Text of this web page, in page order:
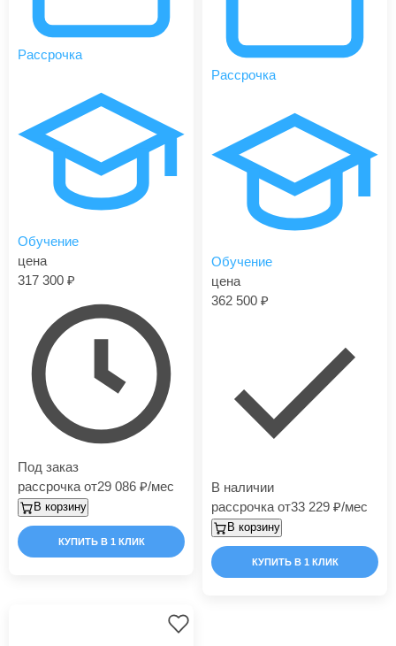
Рассрочка
Обучение
цена
317 300
Под заказ
рассрочка от29 086 /мес
В корзину
КУПИТЬ В 1 КЛИК
Рассрочка
Обучение
цена
362 500
В наличии
рассрочка от33 229 /мес
В корзину
КУПИТЬ В 1 КЛИК